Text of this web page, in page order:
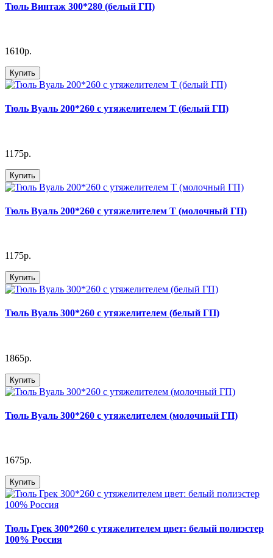
Тюль Винтаж 300*280 (белый ГП)
1610р.
Купить
Тюль Вуаль 200*260 с утяжелителем Т (белый ГП)
1175р.
Купить
Тюль Вуаль 200*260 с утяжелителем Т (молочный ГП)
1175р.
Купить
Тюль Вуаль 300*260 с утяжелителем (белый ГП)
1865р.
Купить
Тюль Вуаль 300*260 с утяжелителем (молочный ГП)
1675р.
Купить
Тюль Грек 300*260 с утяжелителем цвет: белый полиэстер
100% Россия